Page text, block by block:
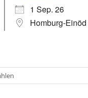
1 Sep. 26
Homburg-Einöd